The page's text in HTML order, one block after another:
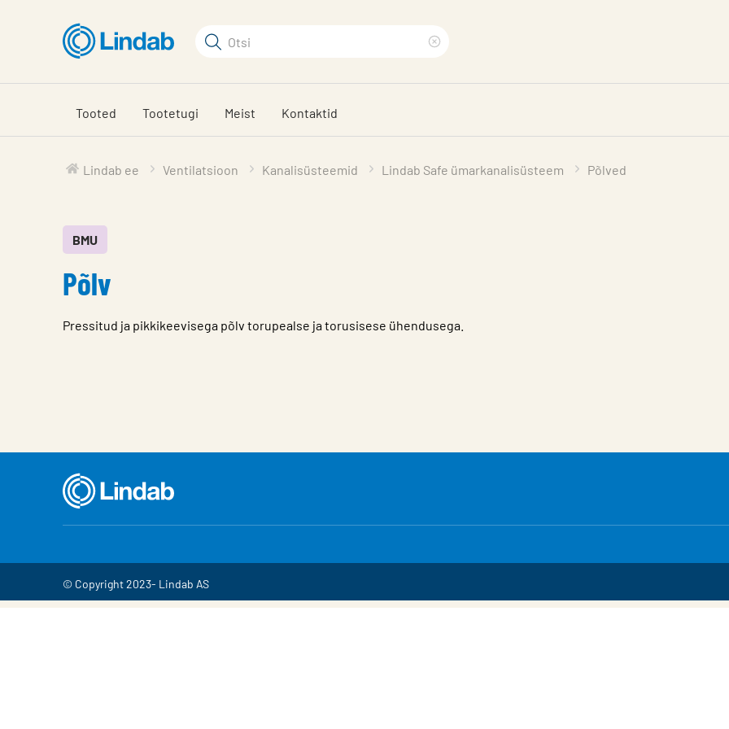
Otsi
search
Tooted Tootetugi Meist Kontaktid
Lindab ee Ventilatsioon Kanalisüsteemid Lindab Safe ümarkanalisüsteem Põlved
BMU
Põlv
Pressitud ja pikkikeevisega põlv torupealse ja torusisese ühendusega.
© Copyright 2023- Lindab AS